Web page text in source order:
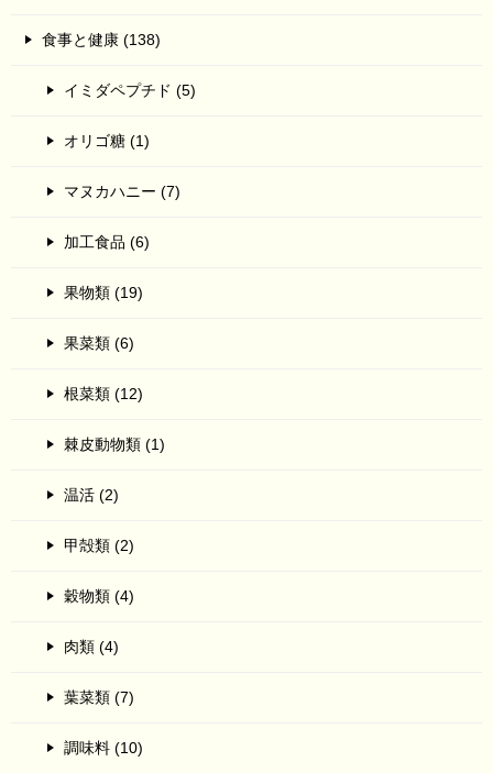
食事と健康 (138)
イミダペプチド (5)
オリゴ糖 (1)
マヌカハニー (7)
加工食品 (6)
果物類 (19)
果菜類 (6)
根菜類 (12)
棘皮動物類 (1)
温活 (2)
甲殻類 (2)
穀物類 (4)
肉類 (4)
葉菜類 (7)
調味料 (10)